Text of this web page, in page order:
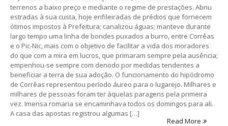
terrenos a baixo preço e mediante o regime de prestações. Abriu
estradas à sua custa, hoje enfileiradas de prédios que fornecem
ótimos impostos à Prefeitura; canalizou águas; manteve durante
largo tempo uma linha de bondes puxados a burro, entre Corrêas
e o Pic-Nic, mais com o objetivo de facilitar a vida dos moradores
do que com a mira em lucros, que primaram sempre pela ausência;
empenhou-se sempre com denodo por medidas tendentes a
beneficiar a terra de sua adoção. O funcionamento do hipódromo
de Corrêas representou período áureo para o lugarejo. Milhares e
milhares de pessoas foram ter àquelas paragens pela primeira
vez. Imensa romaria se encaminhava todos os domingos para ali.
A casa das apostas registrou algumas […]
Read More